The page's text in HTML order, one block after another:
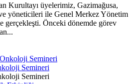
Kurultayı üyelerimiz, Gazimağusa,
yöneticileri ile Genel Merkez Yönetim
gerçekleşti. Önceki dönemde görev
Semineri
Semineri